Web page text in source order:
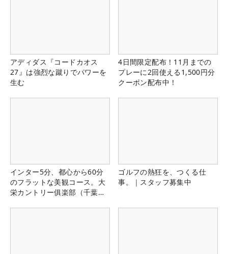
アディダス『コードカオス
27』は強烈な蹴りでパワーを
生む
4日間限定配布！11月までの
プレーに2回使える1,500円分
クーポン配布中！
インター5分、都心から60分
のフラットな美観コース。大
栄カントリー俱楽部（千葉
ゴルフの熱狂を、つくる仕
事。｜スタッフ募集中